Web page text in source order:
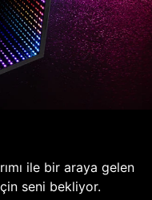
ile bir araya gelen
seni bekliyor.